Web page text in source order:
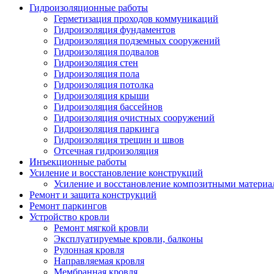
Гидроизоляционные работы
Герметизация проходов коммуникаций
Гидроизоляция фундаментов
Гидроизоляция подземных сооружений
Гидроизоляция подвалов
Гидроизоляция стен
Гидроизоляция пола
Гидроизоляция потолка
Гидроизоляция крыши
Гидроизоляция бассейнов
Гидроизоляция очистных сооружений
Гидроизоляция паркинга
Гидроизоляция трещин и швов
Отсечная гидроизоляция
Инъекционные работы
Усиление и восстановление конструкций
Усиление и восстановление композитными
Ремонт и защита конструкций
Ремонт паркингов
Устройство кровли
Ремонт мягкой кровли
Эксплуатируемые кровли, балконы
Рулонная кровля
Направляемая кровля
Мембранная кровля